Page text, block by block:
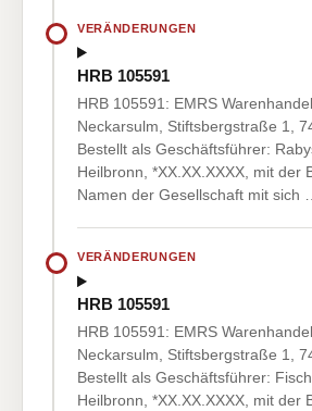
VERÄNDERUNGEN
HRB 105591
HRB 105591: EMRS
Neckarsulm, Stiftsbergstraße 1,
Bestellt als Geschäftsführer:
Heilbronn, *XX.XX.XXXX, mit der
Namen der Gesellschaft mit sich …
VERÄNDERUNGEN
HRB 105591
HRB 105591: EMRS
Neckarsulm, Stiftsbergstraße 1,
Bestellt als Geschäftsführer:
Heilbronn, *XX.XX.XXXX, mit der